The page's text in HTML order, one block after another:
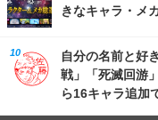
きなキャラ・メ
自分の名前と好
戦」「死滅回游
ら16キャラ追加